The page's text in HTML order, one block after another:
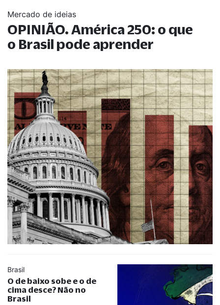
Mercado de ideias
OPINIÃO. América 250: o que
o Brasil pode aprender
Brasil
O de baixo sobe e o de
cima desce? Não no
Brasil